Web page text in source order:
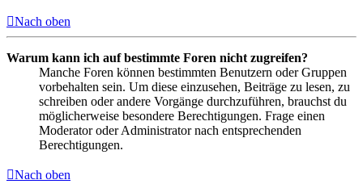
Nach oben
Warum kann ich auf bestimmte Foren nicht zugreifen?
Manche Foren können bestimmten Benutzern oder Gruppen
vorbehalten sein. Um diese einzusehen, Beiträge zu lesen, zu
schreiben oder andere Vorgänge durchzuführen, brauchst du
möglicherweise besondere Berechtigungen. Frage einen
Moderator oder Administrator nach entsprechenden
Berechtigungen.
Nach oben